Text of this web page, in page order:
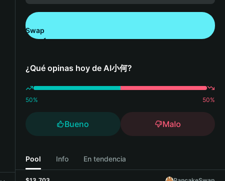
Swap
¿Qué opinas hoy de AI小何?
50% 50%
Bueno Malo
Pool Info En tendencia